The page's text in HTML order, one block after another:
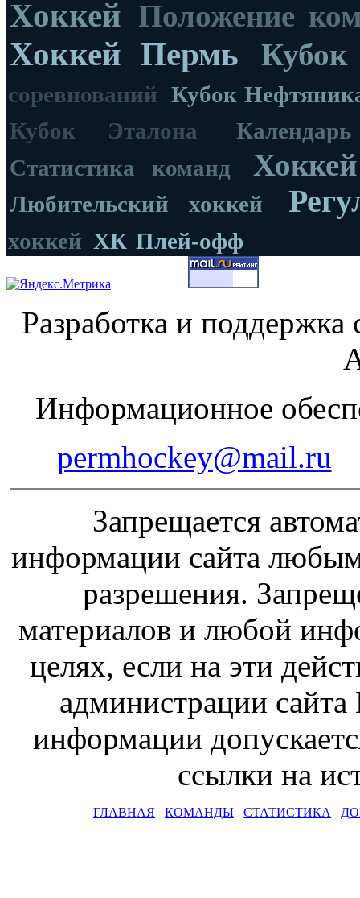
Хоккей Положение
Хоккей Пермь
соревнований Кубок
Кубок Эталона
Статистика команд
Любительский хоккей
хоккей ХК Плей-офф
Разработка и
Информационное
permhockey@mail.ru
Запрещается
информации сайта
разрешения.
материалов и любой
целях, если на эти
администрации
информации
ссылки на
ГЛАВНАЯ КОМАНДЫ СТАТИСТИКА